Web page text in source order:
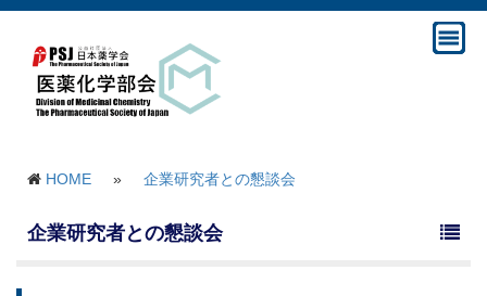
HOME » 企業研究者との懇談会
企業研究者との懇談会